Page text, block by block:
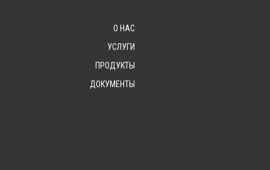
О НАС
УСЛУГИ
ПРОДУКТЫ
ДОКУМЕНТЫ